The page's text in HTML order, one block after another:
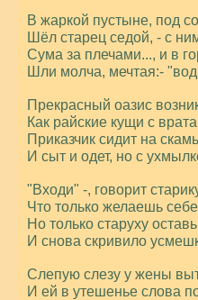
В жаркой пустыне, под
Шёл старец седой, - с
Сума за плечами..., и в
Шли молча, мечтая:-
Прекрасный оазис
Как райские кущи с
Приказчик сидит на
И сыт и одет, но с
"Входи" -, говорит
Что только желаешь
Но только старуху
И снова скривило
Слепую слезу у жены
И ей в утешенье слова